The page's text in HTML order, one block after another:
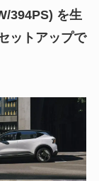
394PS) を生
ットアップで